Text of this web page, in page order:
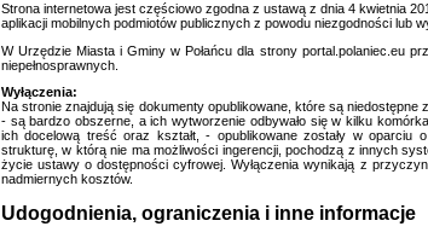
Strona internetowa jest częściowo zgodna z ustawą z dnia 4 kwietnia
aplikacji mobilnych podmiotów publicznych z powodu niezgodności lub
W Urzędzie Miasta i Gminy w Połańcu dla strony portal.polaniec.eu
niepełnosprawnych.
Wyłączenia:
Na stronie znajdują się dokumenty opublikowane, które są niedostępne
- są bardzo obszerne, a ich wytworzenie odbywało się w kilku
ich docelową treść oraz kształt, - opublikowane zostały w oparciu
strukturę, w którą nie ma możliwości ingerencji, pochodzą z innych
życie ustawy o dostępności cyfrowej. Wyłączenia wynikają z
nadmiernych kosztów.
Udogodnienia, ograniczenia i inne informacje